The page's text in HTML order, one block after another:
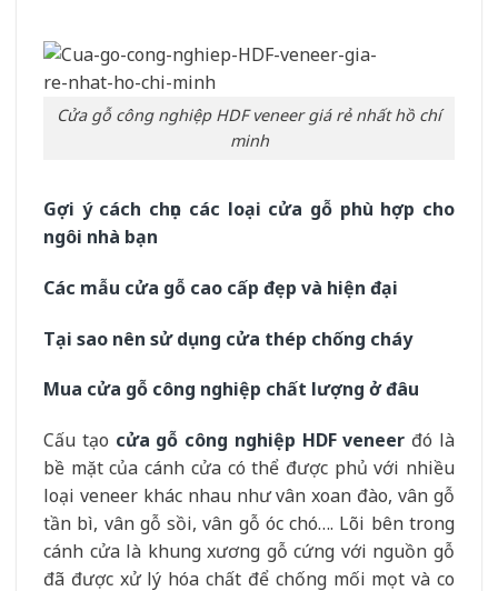
Cửa gỗ công nghiệp HDF veneer giá rẻ nhất hồ chí
minh
Gợi ý cách chọn các loại cửa gỗ phù hợp cho
ngôi nhà bạn
Các mẫu cửa gỗ cao cấp đẹp và hiện đại
Tại sao nên sử dụng cửa thép chống cháy
Mua cửa gỗ công nghiệp chất lượng ở đâu
Cấu tạo cửa gỗ công nghiệp HDF veneer đó là
bề mặt của cánh cửa có thể được phủ với nhiều
loại veneer khác nhau như vân xoan đào, vân gỗ
tần bì, vân gỗ sồi, vân gỗ óc chó…. Lõi bên trong
cánh cửa là khung xương gỗ cứng với nguồn gỗ
đã được xử lý hóa chất để chống mối mọt và co